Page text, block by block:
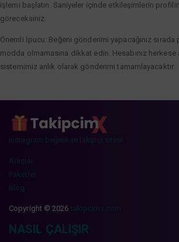
işlemi başlatın. Saniyeler içinde etkileşimlerin
göreceksiniz.
Önemli İpucu: Beğeni gönderimi yapacağınız
modda olmamasına dikkat edin. Hesabınız
sistemimiz anlık olarak gönderimi tamamlayacaktır.
instagram beğeni ve takipçi sitesi
Araçlar
Paketler
Blog
Copyright © 2026 takipcimx.com
NASIL ÇALIŞIR